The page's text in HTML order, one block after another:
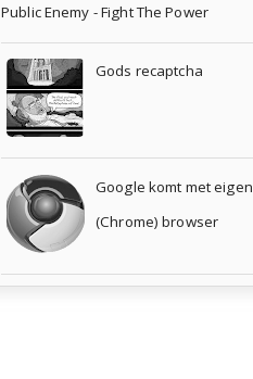
Public Enemy - Fight The Power
Gods recaptcha
Google komt met eigen
(Chrome) browser